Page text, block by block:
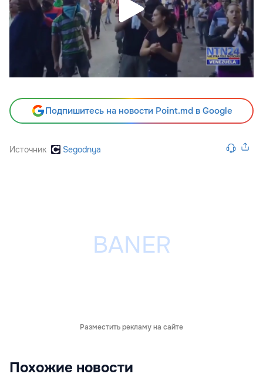
Подпишитесь на новости Point.md в Google
Источник Segodnya
Разместить рекламу на сайте
Похожие новости